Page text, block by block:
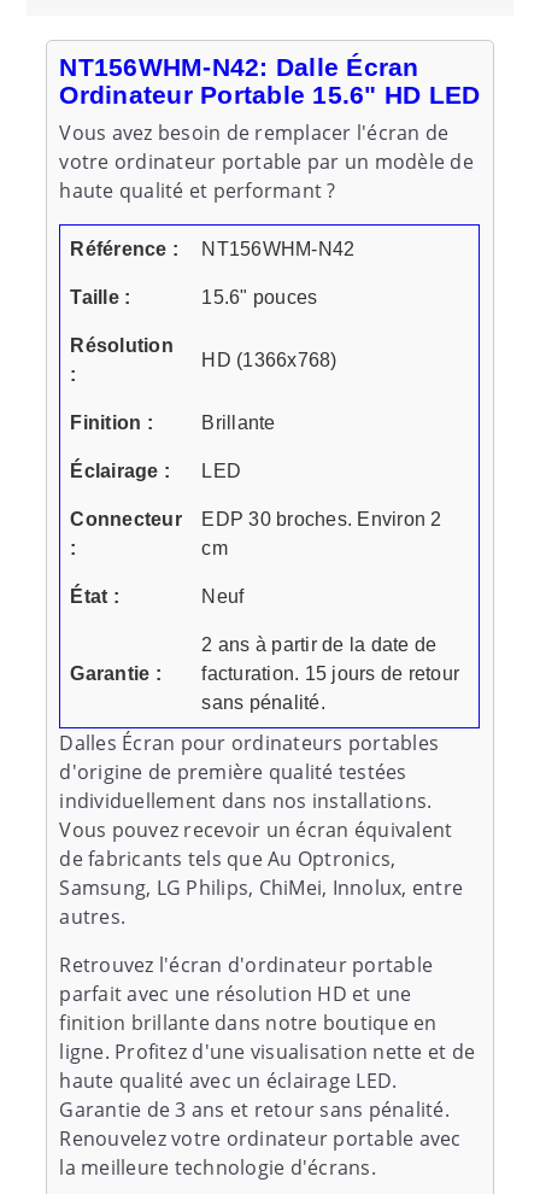
NT156WHM-N42: Dalle Écran
Ordinateur Portable 15.6" HD LED
Vous avez besoin de remplacer l'écran de
votre ordinateur portable par un modèle de
haute qualité et performant ?
Référence : NT156WHM-N42
Taille : 15.6" pouces
Résolution
:
HD (1366x768)
Finition : Brillante
Éclairage : LED
Connecteur
:
EDP 30 broches. Environ 2
cm
État : Neuf
Garantie :
2 ans à partir de la date de
facturation. 15 jours de retour
sans pénalité.
Dalles Écran pour ordinateurs portables
d'origine de première qualité testées
individuellement dans nos installations.
Vous pouvez recevoir un écran équivalent
de fabricants tels que Au Optronics,
Samsung, LG Philips, ChiMei, Innolux, entre
autres.
Retrouvez l'écran d'ordinateur portable
parfait avec une résolution HD et une
finition brillante dans notre boutique en
ligne. Profitez d'une visualisation nette et de
haute qualité avec un éclairage LED.
Garantie de 3 ans et retour sans pénalité.
Renouvelez votre ordinateur portable avec
la meilleure technologie d'écrans.